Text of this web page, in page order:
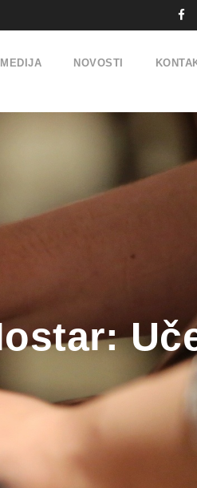
NOVOSTI